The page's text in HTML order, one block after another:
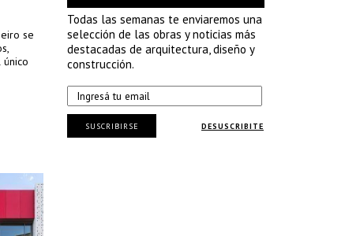
se
Todas las semanas te enviaremos una
selección de las obras y noticias más
destacadas de arquitectura, diseño y
construcción.
DESUSCRIBITE
SUSCRIBIRSE